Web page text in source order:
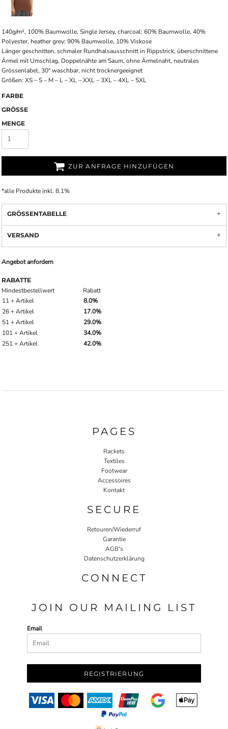
140g/m², 100% Baumwolle, Single Jersey, charcoal: 60% Baumwolle, 40%
Polyester, heather grey: 90% Baumwolle, 10% Viskose
Länger geschnitten, schmaler Rundhalsausschnitt in Rippstrick, überschnittene
Ärmel mit Umschlag, Doppelnähte am Saum, ohne Ärmelnaht, neutrales
Grössenlabel, 30° waschbar, nicht trocknergeeignet
Größen: XS – S – M – L – XL – XXL – 3XL – 4XL – 5XL
FARBE
GRÖSSE
MENGE
ZUR ANFRAGE HINZUFÜGEN
*alle Produkte inkl. 8.1%
GRÖSSENTABELLE
VERSAND
Angebot anfordern
RABATTE
Mindestbestellwert
Rabatt
11 + Artikel
8.0%
26 + Artikel
17.0%
51 + Artikel
29.0%
101 + Artikel
34.0%
251 + Artikel
42.0%
PAGES
Rackets
Textiles
Footwear
Accessoires
Kontakt
SECURE
Retouren/Wiederruf
Garantie
AGB's
Datenschutzerklärung
CONNECT
JOIN OUR MAILING LIST
Email
REGISTRIERUNG